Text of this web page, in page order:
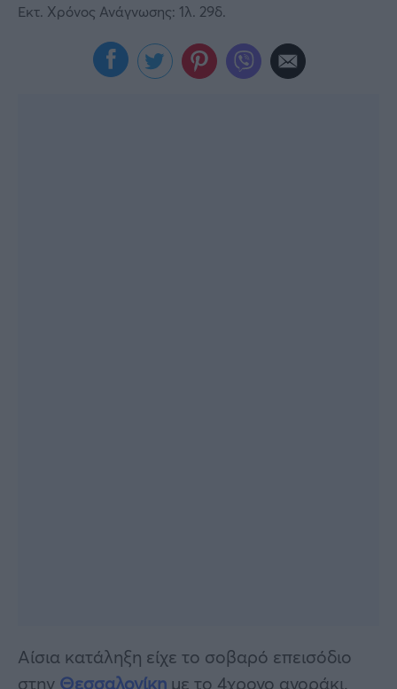
Εκτ. Χρόνος Ανάγνωσης: 1λ. 29δ.
Αίσια κατάληξη είχε το σοβαρό επεισόδιο
στην Θεσσαλονίκη με το 4χρονο αγοράκι.